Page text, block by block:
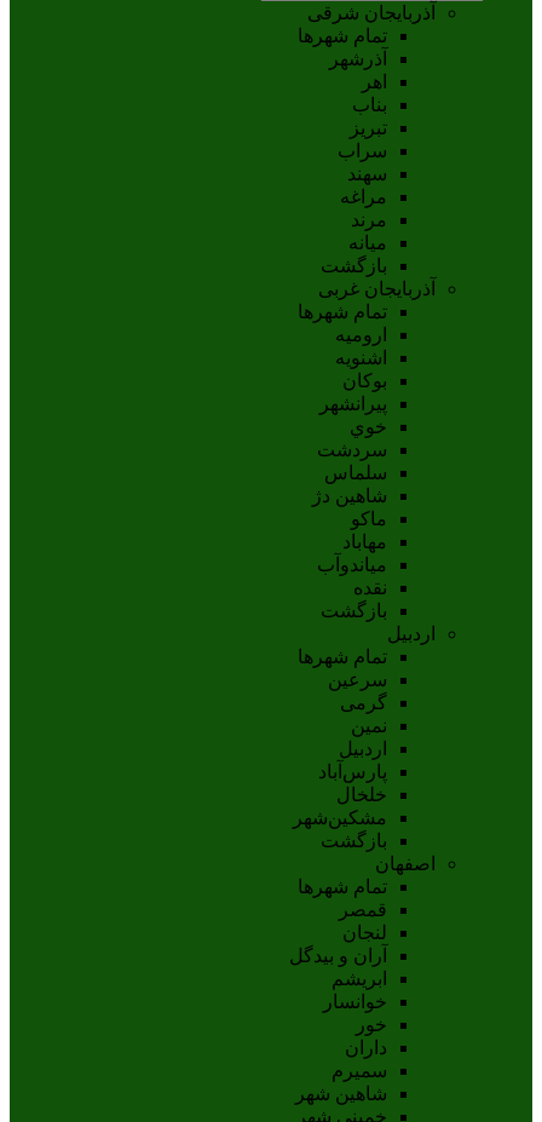
آذربایجان شرقی
تمام شهر‌ها
آذرشهر
اهر
بناب
تبريز
سراب
سهند
مراغه
مرند
ميانه
بازگشت
آذربایجان غربی
تمام شهر‌ها
اروميه
اشنويه
بوکان
پيرانشهر
خوي
سردشت
سلماس
شاهين دژ
ماکو
مهاباد
مياندوآب
نقده
بازگشت
اردبیل
تمام شهر‌ها
سرعین
گرمی
نمین
اردبيل
پارس‌آباد
خلخال
مشکين‌شهر
بازگشت
اصفهان
تمام شهر‌ها
قمصر
لنجان
آران و بیدگل
ابریشم
خوانسار
خور
داران
سمیرم
شاهین شهر
خمینی شهر